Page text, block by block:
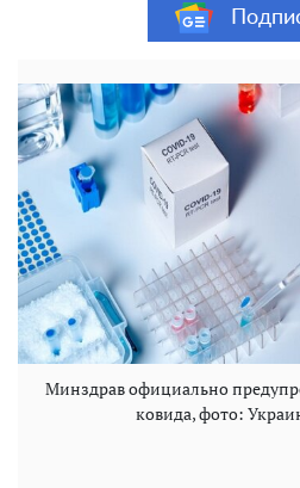
Минздрав официально
ковида, фото: